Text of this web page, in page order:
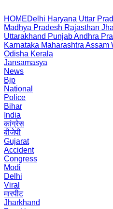
HOMEDelhi Haryana Uttar
Madhya Pradesh Rajasthan
Uttarakhand PunjabAndhra
Karnataka Maharashtra Assam
Odisha Kerala
Jansamasya
News
Bjp
National
Police
Bihar
India
कांग्रेस
बीजेपी
Gujarat
Accident
Congress
Modi
Delhi
Viral
मारपीट
Jharkhand